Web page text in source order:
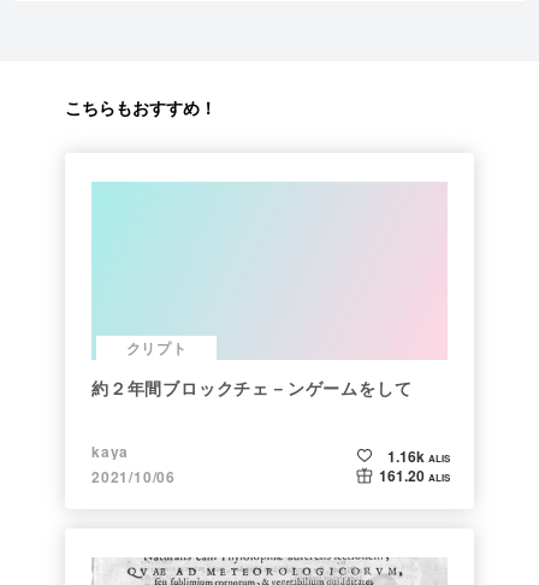
こちらもおすすめ！
クリプト
約２年間ブロックチェ－ンゲームをして
kaya
2021/10/06
1.16k ALIS
161.20 ALIS